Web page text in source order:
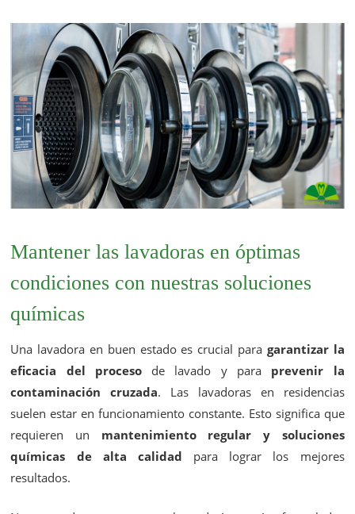
Mantener las lavadoras en óptimas
condiciones con nuestras soluciones
químicas
Una lavadora en buen estado es crucial para garantizar la
eficacia del procesode lavado y para prevenir la
contaminación cruzada. Las lavadoras en residencias
suelen estar en funcionamiento constante. Esto significa que
requieren un mantenimiento regular y soluciones
químicas de alta calidad para lograr los mejores
resultados.